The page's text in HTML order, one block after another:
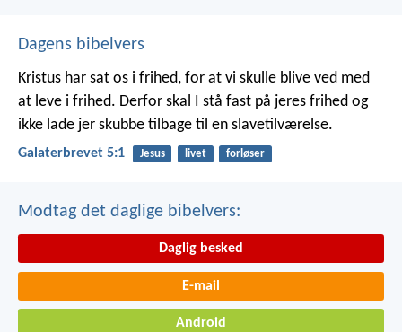
Dagens bibelvers
Kristus har sat os i frihed, for at vi skulle blive ved med
at leve i frihed. Derfor skal I stå fast på jeres frihed og
ikke lade jer skubbe tilbage til en slavetilværelse.
Galaterbrevet 5:1 Jesus livet forløser
Modtag det daglige bibelvers:
Daglig besked
E-mail
Android